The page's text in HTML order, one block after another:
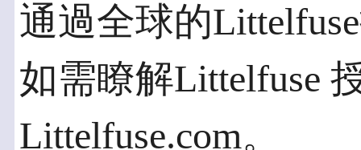
通過全球的
如需瞭解Littelfuse
Littelfuse.com。